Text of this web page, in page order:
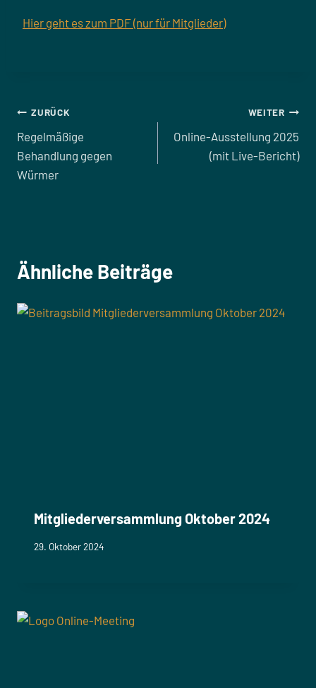
Hier geht es zum PDF (nur für Mitglieder)
Beitragsnavigation
ZURÜCK
Regelmäßige
Behandlung gegen
Würmer
WEITER
Online-Ausstellung 2025
(mit Live-Bericht)
Ähnliche Beiträge
Mitgliederversammlung Oktober 2024
29. Oktober 2024